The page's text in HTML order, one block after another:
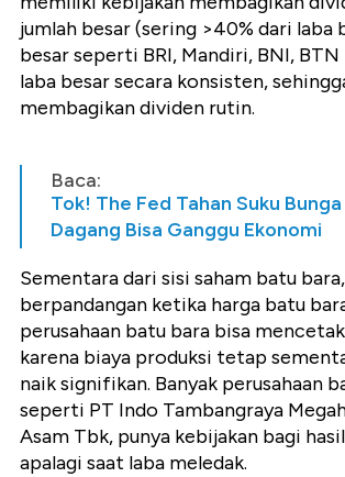
jumlah besar (sering >40% dari laba
besar seperti BRI, Mandiri, BNI,
laba besar secara konsisten,
membagikan dividen rutin.
Baca:
Tok! The Fed Tahan Suku
Dagang Bisa Ganggu Ekonomi
Sementara dari sisi saham batu
berpandangan ketika harga batu
perusahaan batu bara bisa
karena biaya produksi tetap
naik signifikan. Banyak perusahaan
seperti PT Indo Tambangraya
Asam Tbk, punya kebijakan bagi
apalagi saat laba meledak.